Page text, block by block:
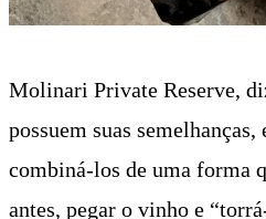
Molinari Private Reserve,
possuem suas semelhanças,
combiná-los de uma forma
antes, pegar o vinho e